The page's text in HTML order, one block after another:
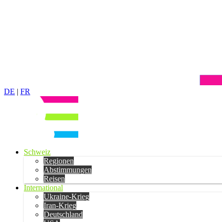
DE | FR
Schweiz
Regionen
Abstimmungen
Reisen
International
Ukraine-Krieg
Iran-Krieg
Deutschland